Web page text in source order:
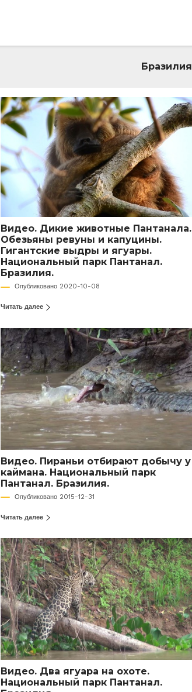
Бразилия
Видео. Дикие животные Пантанала.
Обезьяны ревуны и капуцины.
Гигантские выдры и ягуары.
Национальный парк Пантанал.
Бразилия.
Опубликовано 2020-10-08
Читать далее
Видео. Пираньи отбирают добычу у
каймана. Национальный парк
Пантанал. Бразилия.
Опубликовано 2015-12-31
Читать далее
Видео. Два ягуара на охоте.
Национальный парк Пантанал.